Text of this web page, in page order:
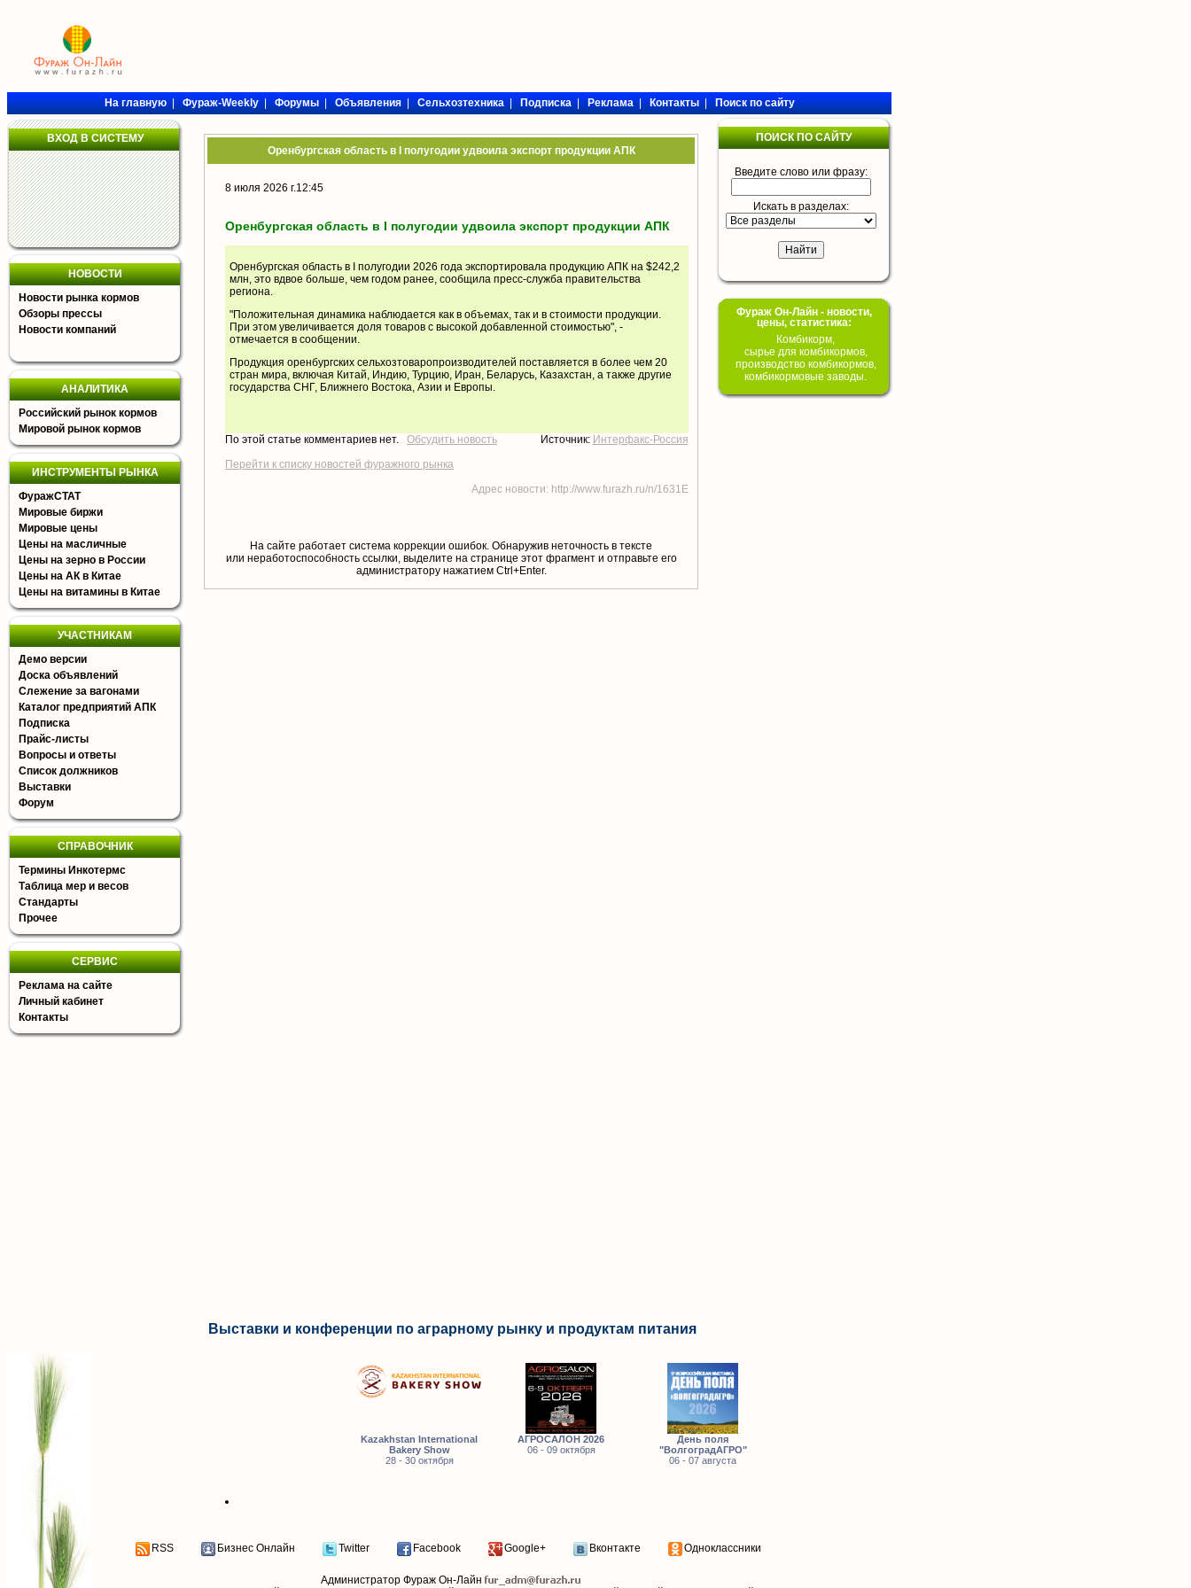
На главную|Фураж-Weekly|Форумы|Объявления|Сельхозтехника|Подписка|Реклама|Контакты|Поиск по сайту
ВХОД В СИСТЕМУ
НОВОСТИ
Новости рынка кормов
Обзоры прессы
Новости компаний
АНАЛИТИКА
Российский рынок кормов
Мировой рынок кормов
ИНСТРУМЕНТЫ РЫНКА
ФуражСТАТ
Мировые биржи
Мировые цены
Цены на масличные
Цены на зерно в России
Цены на АК в Китае
Цены на витамины в Китае
УЧАСТНИКАМ
Демо версии
Доска объявлений
Слежение за вагонами
Каталог предприятий АПК
Подписка
Прайс-листы
Вопросы и ответы
Список должников
Выставки
Форум
СПРАВОЧНИК
Термины Инкотермс
Таблица мер и весов
Стандарты
Прочее
СЕРВИС
Реклама на сайте
Личный кабинет
Контакты
Оренбургская область в I полугодии удвоила экспорт продукции АПК
8 июля 2026 г.12:45
Оренбургская область в I полугодии удвоила экспорт продукции АПК
Оренбургская область в I полугодии 2026 года экспортировала продукцию АПК на $242,2
млн, это вдвое больше, чем годом ранее, сообщила пресс-служба правительства
региона.
"Положительная динамика наблюдается как в объемах, так и в стоимости продукции.
При этом увеличивается доля товаров с высокой добавленной стоимостью", -
отмечается в сообщении.
Продукция оренбургских сельхозтоваропроизводителей поставляется в более чем 20
стран мира, включая Китай, Индию, Турцию, Иран, Беларусь, Казахстан, а также другие
государства СНГ, Ближнего Востока, Азии и Европы.
По этой статье комментариев нет. Обсудить новость Источник: Интерфакс-Россия
Перейти к списку новостей фуражного рынка
Адрес новости: http://www.furazh.ru/n/1631E
На сайте работает система коррекции ошибок. Обнаружив неточность в тексте
или неработоспособность ссылки, выделите на странице этот фрагмент и отправьте его
aдминистратору нажатием Ctrl+Enter.
ПОИСК ПО САЙТУ
Введите слово или фразу:
Искать в разделах:
Фураж Он-Лайн - новости,
цены, статистика:
Комбикорм,
сырье для комбикормов,
производство комбикормов,
комбикормовые заводы.
Выставки и конференции по аграрному рынку и продуктам питания
Kazakhstan International
Bakery Show
28 - 30 октября
АГРОСАЛОН 2026
06 - 09 октября
День поля
"ВолгоградАГРО"
06 - 07 августа
RSS Бизнес Онлайн Twitter Facebook Google+ Вконтакте Одноклассники
Администратор Фураж Он-Лайн